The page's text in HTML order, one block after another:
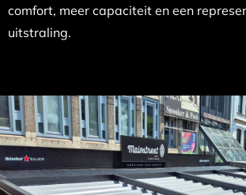
comfort, meer capaciteit en een
uitstraling.